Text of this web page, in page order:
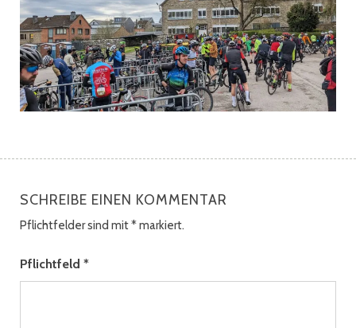
SCHREIBE EINEN KOMMENTAR
Pflichtfelder sind mit*markiert.
Pflichtfeld *